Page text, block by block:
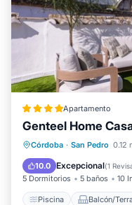
Apartamento
Genteel Home
Córdoba · San Pedro 0.12
10.0 Excepcional(1
5 Dormitorios 5 baños 10
Piscina Balcón/
Piscina
Aire